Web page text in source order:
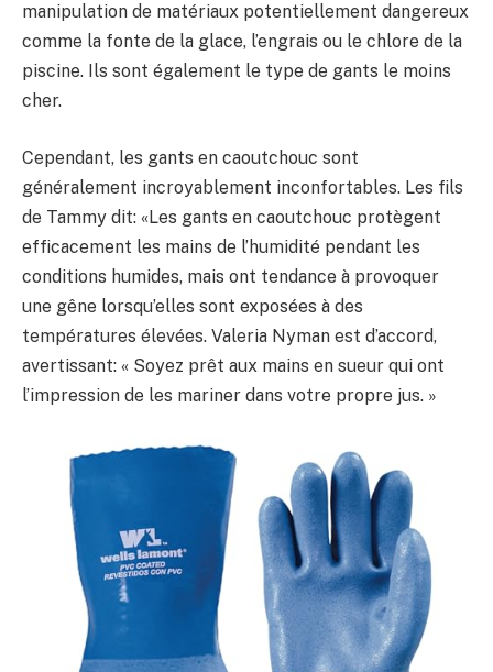
manipulation de matériaux potentiellement dangereux
comme la fonte de la glace, l’engrais ou le chlore de la
piscine. Ils sont également le type de gants le moins
cher.
Cependant, les gants en caoutchouc sont
généralement incroyablement inconfortables. Les fils
de Tammy dit: «Les gants en caoutchouc protègent
efficacement les mains de l’humidité pendant les
conditions humides, mais ont tendance à provoquer
une gêne lorsqu’elles sont exposées à des
températures élevées. Valeria Nyman est d’accord,
avertissant: « Soyez prêt aux mains en sueur qui ont
l’impression de les mariner dans votre propre jus. »